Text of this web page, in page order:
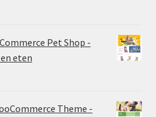
Pet Shop -
eten
Theme -